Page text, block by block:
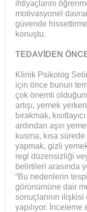
ihtiyaçlarını
motivasyonel
güvende
konuştu.
TEDAVİDEN
Klinik Psikolog
için önce bunun
çok önemli
artışı, yemek
bırakmak,
ardından aşırı
kusma, kısa
yapmak, gizli
regl düzensizliği
belirtileri arasında
“Bu nedenlerin
görünümüne dair
sonuçlarının
yapılıyor.